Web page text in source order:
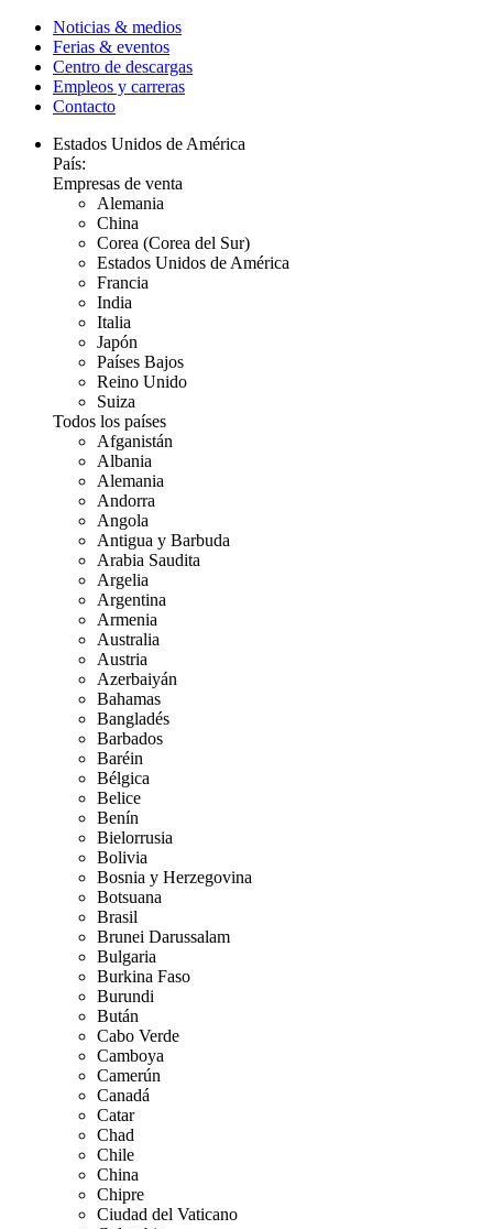
Noticias & medios
Ferias & eventos
Centro de descargas
Empleos y carreras
Contacto
Estados Unidos de América
País:
Empresas de venta
Alemania
China
Corea (Corea del Sur)
Estados Unidos de América
Francia
India
Italia
Japón
Países Bajos
Reino Unido
Suiza
Todos los países
Afganistán
Albania
Alemania
Andorra
Angola
Antigua y Barbuda
Arabia Saudita
Argelia
Argentina
Armenia
Australia
Austria
Azerbaiyán
Bahamas
Bangladés
Barbados
Baréin
Bélgica
Belice
Benín
Bielorrusia
Bolivia
Bosnia y Herzegovina
Botsuana
Brasil
Brunei Darussalam
Bulgaria
Burkina Faso
Burundi
Bután
Cabo Verde
Camboya
Camerún
Canadá
Catar
Chad
Chile
China
Chipre
Ciudad del Vaticano